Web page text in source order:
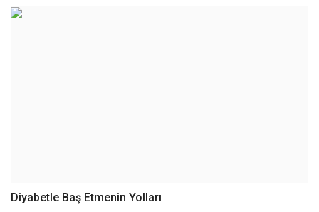
Diyabetle Baş Etmenin Yolları